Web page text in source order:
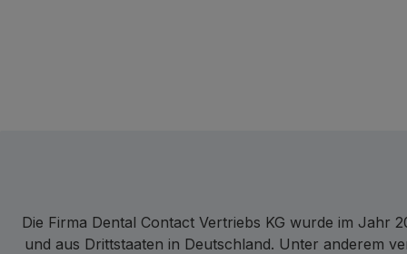
Die Firma Dental Contact Vertriebs KG wurde im Jahr
und aus Drittstaaten in Deutschland. Unter anderem